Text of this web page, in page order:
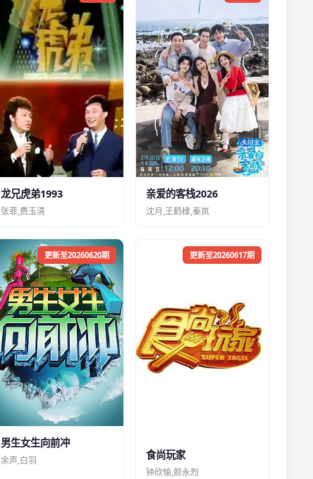
龙兄虎弟1993
张菲,费玉清
亲爱的客栈2026
沈月,王鹤棣,秦岚
更新至20260620期
男生女生向前冲
余声,白羽
更新至20260617期
食尚玩家
钟欣愉,颜永烈